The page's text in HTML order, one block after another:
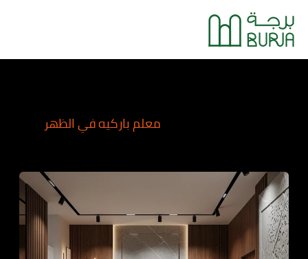
تخطي
إلى
المحتوى
معلم باركيه في الظهر